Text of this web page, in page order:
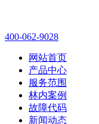
400-062-9028
网站首页
产品中心
服务范围
林内案例
故障代码
新闻动态